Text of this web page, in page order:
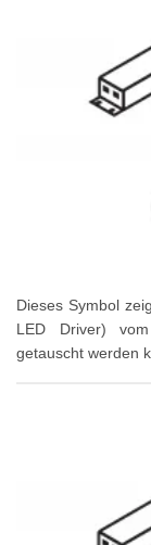
Dieses Symbol
LED Driver)
getauscht werden